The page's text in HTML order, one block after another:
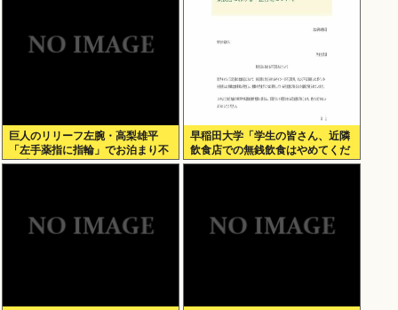
巨人のリリーフ左腕・高梨雄平
「左手薬指に指輪」でお泊まり不
倫愛
早稲田大学「学生の皆さん、近隣
飲食店での無銭飲食はやめてくだ
さい」